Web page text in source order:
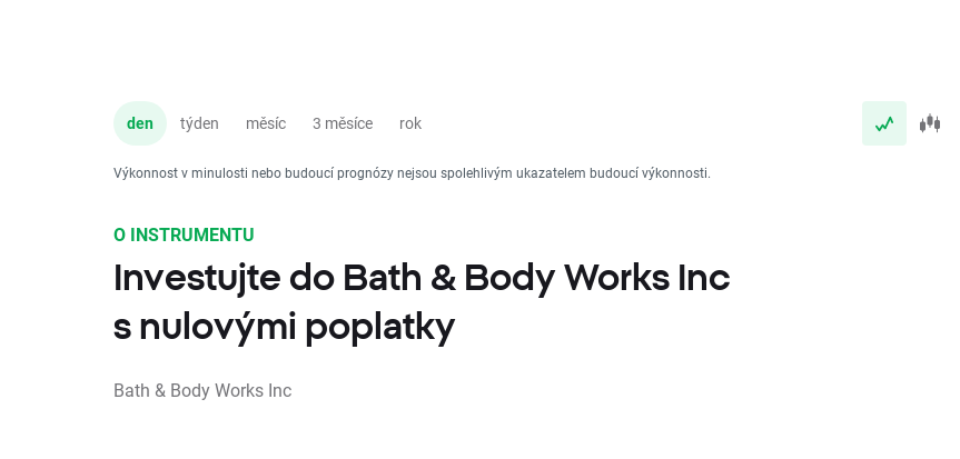
den týden měsíc 3 měsíce rok
Výkonnost v minulosti nebo budoucí prognózy nejsou spolehlivým ukazatelem budoucí výkonnosti.
O INSTRUMENTU
Investujte do Bath & Body Works Inc
s nulovými poplatky
Bath & Body Works Inc